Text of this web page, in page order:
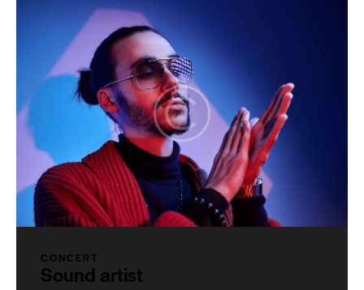
CONCERT
Sound artist